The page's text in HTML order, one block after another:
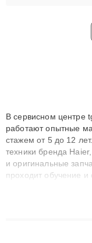
В сервисном центре
работают опытные
стажем от 5 до 12
техники бренда
и оригинальные
проходит обучение
сохранением